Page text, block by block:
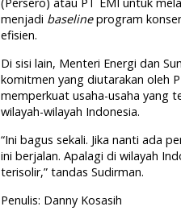
(Persero) atau PT EMI untuk
menjadi baselineprogram
efisien.
Di sisi lain, Menteri Energi dan
komitmen yang diutarakan oleh
memperkuat usaha-usaha yang
wilayah-wilayah Indonesia.
“Ini bagus sekali. Jika nanti ada
ini berjalan. Apalagi di wilayah
terisolir,” tandas Sudirman.
Penulis: Danny Kosasih